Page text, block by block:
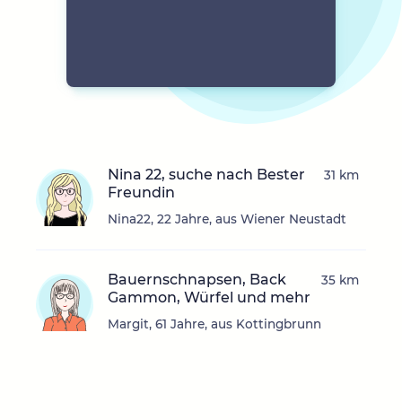
Nina 22, suche nach Bester
Freundin
Nina22, 22 Jahre, aus Wiener Neustadt
31 km
Bauernschnapsen, Back
Gammon, Würfel und mehr
Margit, 61 Jahre, aus Kottingbrunn
35 km